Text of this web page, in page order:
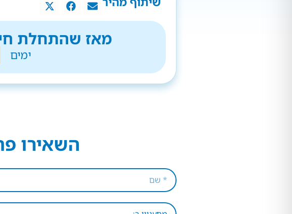
מאז שהתחלת
ימים
השאירו